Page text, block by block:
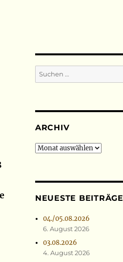
Suchen
nach:
ARCHIV
Archiv
NEUESTE BEITRÄGE
04./05.08.2026
6. August 2026
03.08.2026
4. August 2026